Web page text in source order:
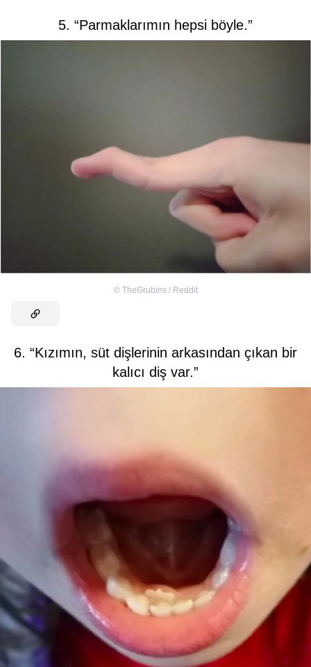
5. “Parmaklarımın hepsi böyle.”
© TheGrubins / Reddit
6. “Kızımın, süt dişlerinin arkasından çıkan bir
kalıcı diş var.”